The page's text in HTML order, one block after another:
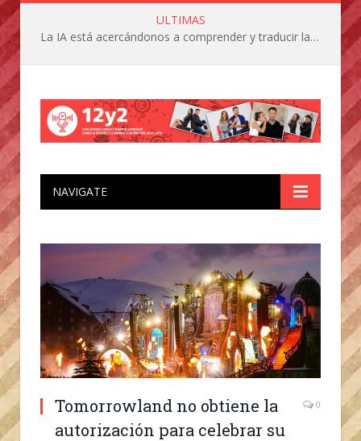
ULTIMAS
La IA está acercándonos a comprender y traducir las vocalizaciones y comportamientos de nuestras mascotas
NAVIGATE
Tomorrowland no obtiene la
autorización para celebrar su
0